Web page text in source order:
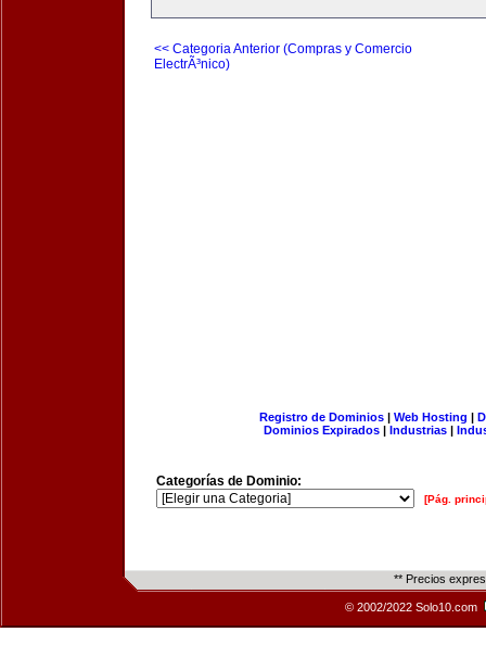
<< Categoria Anterior (Compras y Comercio
ElectrÃ³nico)
Registro de Dominios| Web Hosting |
Dominios Expirados | Industrias |
Categorías de Dominio:
[Pág.
** Precios
© 2002/2022 Solo10.com